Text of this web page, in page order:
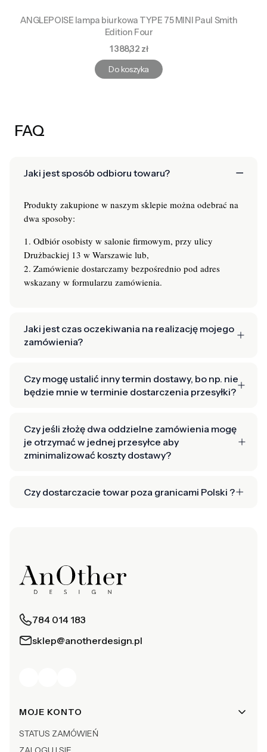
ANGLEPOISE lampa biurkowa TYPE 75 MINI Paul Smith
Edition Four
Cena
1 388,32 zł
Do koszyka
FAQ
Jaki jest sposób odbioru towaru?
Produkty zakupione w naszym sklepie można odebrać na
dwa sposoby:
1. Odbiór osobisty w salonie firmowym, przy ulicy
Drużbackiej 13 w Warszawie lub,
2. Zamówienie dostarczamy bezpośrednio pod adres
wskazany w formularzu zamówienia.
Jaki jest czas oczekiwania na realizację mojego
zamówienia?
Czy mogę ustalić inny termin dostawy, bo np. nie
będzie mnie w terminie dostarczenia przesyłki?
Czy jeśli złożę dwa oddzielne zamówienia mogę
je otrzymać w jednej przesyłce aby
zminimalizować koszty dostawy?
Czy dostarczacie towar poza granicami Polski ?
784 014 183
sklep@anotherdesign.pl
Linki w stopce
MOJE KONTO
STATUS ZAMÓWIEŃ